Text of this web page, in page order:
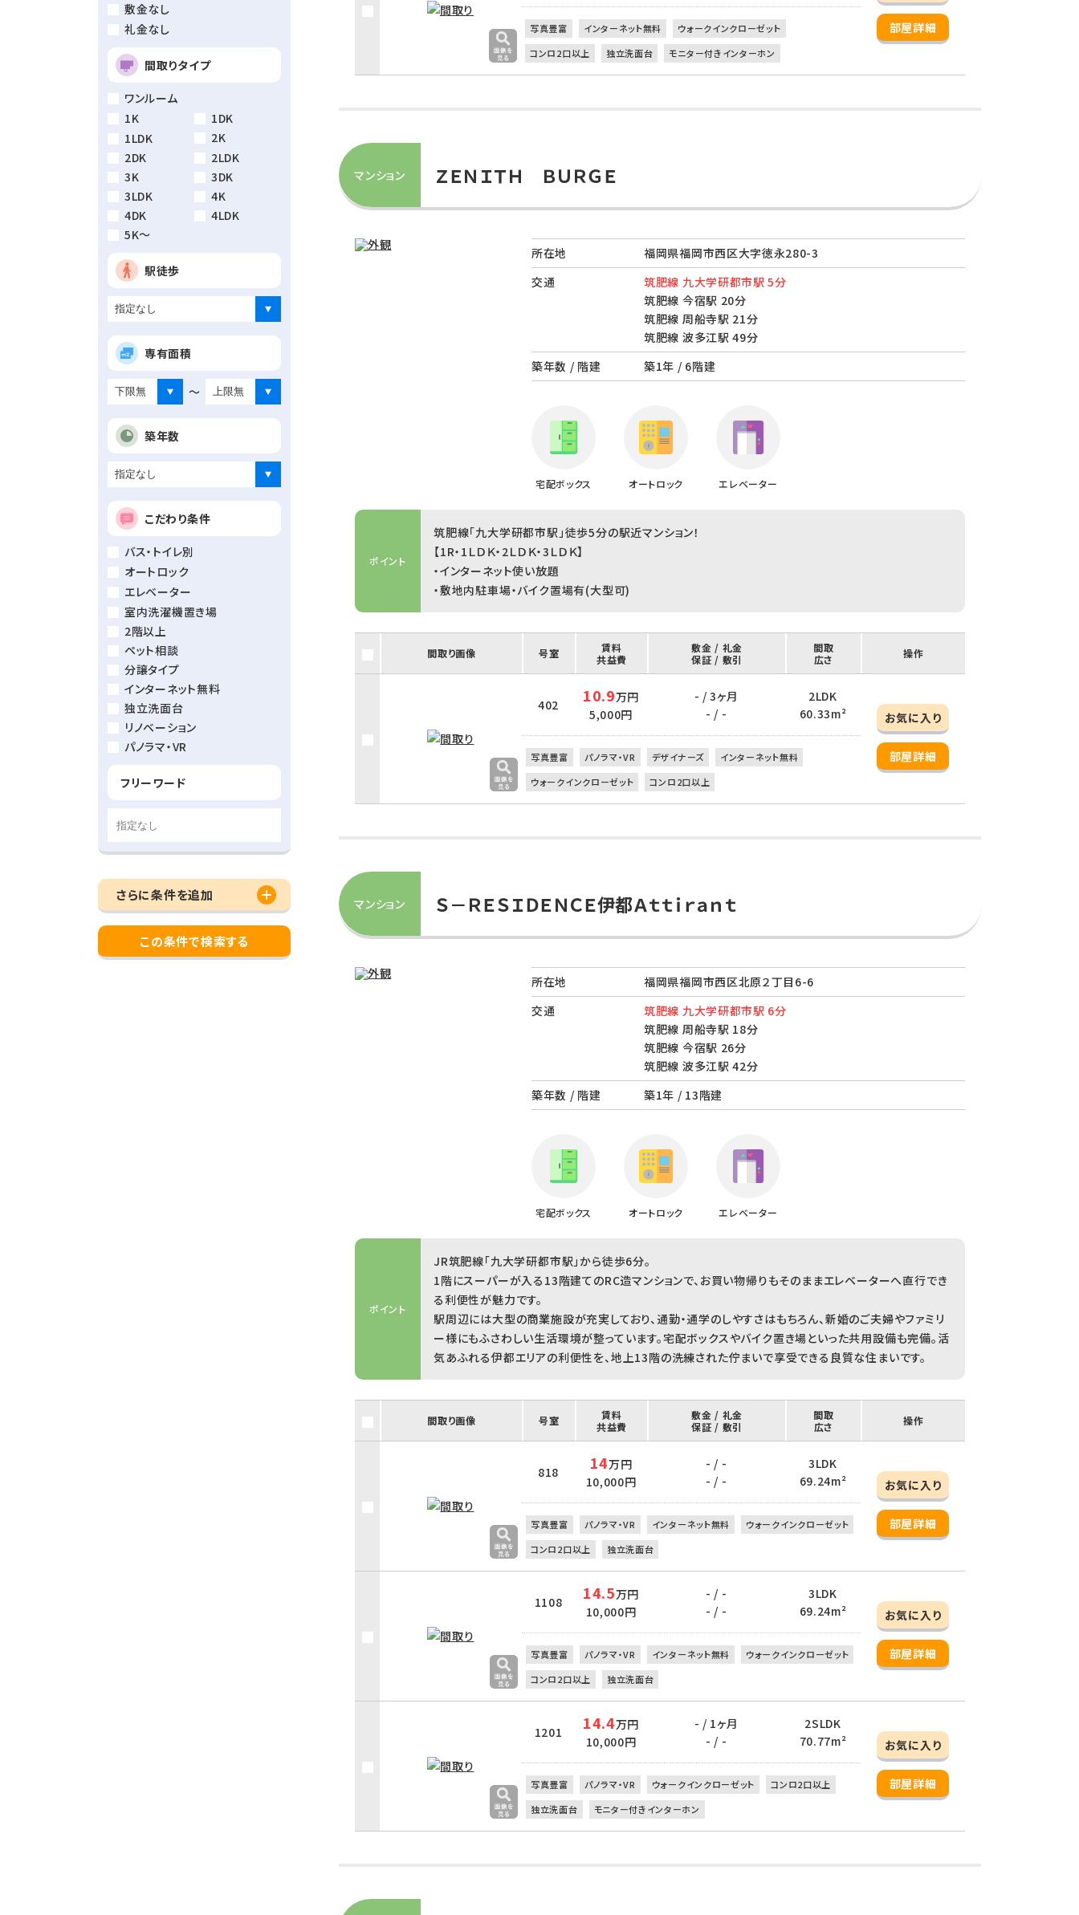
敷金なし
礼金なし
間取りタイプ
ワンルーム
1K
1DK
1LDK
2K
2DK
2LDK
3K
3DK
3LDK
4K
4DK
4LDK
5K～
駅徒歩
専有面積
～
築年数
こだわり条件
バス・トイレ別
オートロック
エレベーター
室内洗濯機置き場
2階以上
ペット相談
分譲タイプ
インターネット無料
独立洗面台
リノベーション
パノラマ・VR
フリーワード
さらに条件を追加
この条件で検索する
部屋詳細
写真豊富 インターネット無料
ウォークインクローゼット
コンロ2口以上
独立洗面台 モニター付きインターホン
マンション ＺＥＮＩＴＨ ＢＵＲＧＥ
所在地
福岡県福岡市西区大字徳永280-3
交通
筑肥線 九大学研都市駅 5分
筑肥線 今宿駅 20分
筑肥線 周船寺駅 21分
筑肥線 波多江駅 49分
築年数 / 階建
築1年 / 6階建
宅配ボックス オートロック エレベーター
ポイント
筑肥線「九大学研都市駅」徒歩5分の駅近マンション！
【1R・1ＬＤＫ・2ＬＤＫ・3ＬＤＫ】
・インターネット使い放題
・敷地内駐車場・バイク置場有(大型可)
間取り画像 号室
賃料
共益費
敷金 / 礼金
保証 / 敷引
間取
広さ
操作
402 10.9万円
5,000円
- / 3ヶ月
- / -
2LDK
60.33m²
お気に入り
部屋詳細
写真豊富 パノラマ・VR デザイナーズ
インターネット無料
ウォークインクローゼット
コンロ2口以上
マンション Ｓ－ＲＥＳＩＤＥＮＣＥ伊都Ａｔｔｉｒａｎｔ
所在地
福岡県福岡市西区北原２丁目6-6
交通
筑肥線 九大学研都市駅 6分
筑肥線 周船寺駅 18分
筑肥線 今宿駅 26分
筑肥線 波多江駅 42分
築年数 / 階建
築1年 / 13階建
宅配ボックス オートロック エレベーター
ポイント
JR筑肥線「九大学研都市駅」から徒歩6分。
1階にスーパーが入る13階建てのRC造マンションで、お買い物帰りもそのままエレベーターへ直行でき
る利便性が魅力です。
駅周辺には大型の商業施設が充実しており、通勤・通学のしやすさはもちろん、新婚のご夫婦やファミリ
ー様にもふさわしい生活環境が整っています。宅配ボックスやバイク置き場といった共用設備も完備。活
気あふれる伊都エリアの利便性を、地上13階の洗練された佇まいで享受できる良質な住まいです。
間取り画像 号室
賃料
共益費
敷金 / 礼金
保証 / 敷引
間取
広さ
操作
818 14万円
10,000円
- / -
- / -
3LDK
69.24m²
お気に入り
部屋詳細
写真豊富 パノラマ・VR インターネット無料
ウォークインクローゼット
コンロ2口以上
独立洗面台
1108 14.5万円
10,000円
- / -
- / -
3LDK
69.24m²
お気に入り
部屋詳細
写真豊富 パノラマ・VR インターネット無料
ウォークインクローゼット
コンロ2口以上
独立洗面台
1201 14.4万円
10,000円
- / 1ヶ月
- / -
2SLDK
70.77m²
お気に入り
部屋詳細
写真豊富 パノラマ・VR ウォークインクローゼット
コンロ2口以上
独立洗面台
モニター付きインターホン